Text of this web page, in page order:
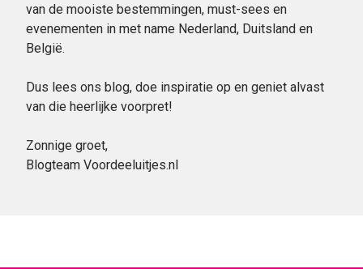
van de mooiste bestemmingen, must-sees en
evenementen in met name Nederland, Duitsland en
België.
Dus lees ons blog, doe inspiratie op en geniet alvast
van die heerlijke voorpret!
Zonnige groet,
Blogteam Voordeeluitjes.nl